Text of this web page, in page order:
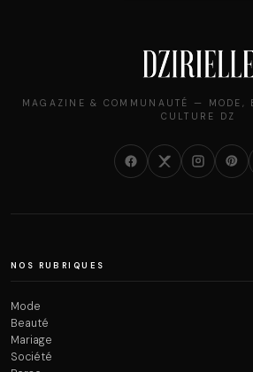
MAGAZINE & COMMUNAUTÉ — MODE,
CULTURE DZ
NOS RUBRIQUES
Mode
Beauté
Mariage
Société